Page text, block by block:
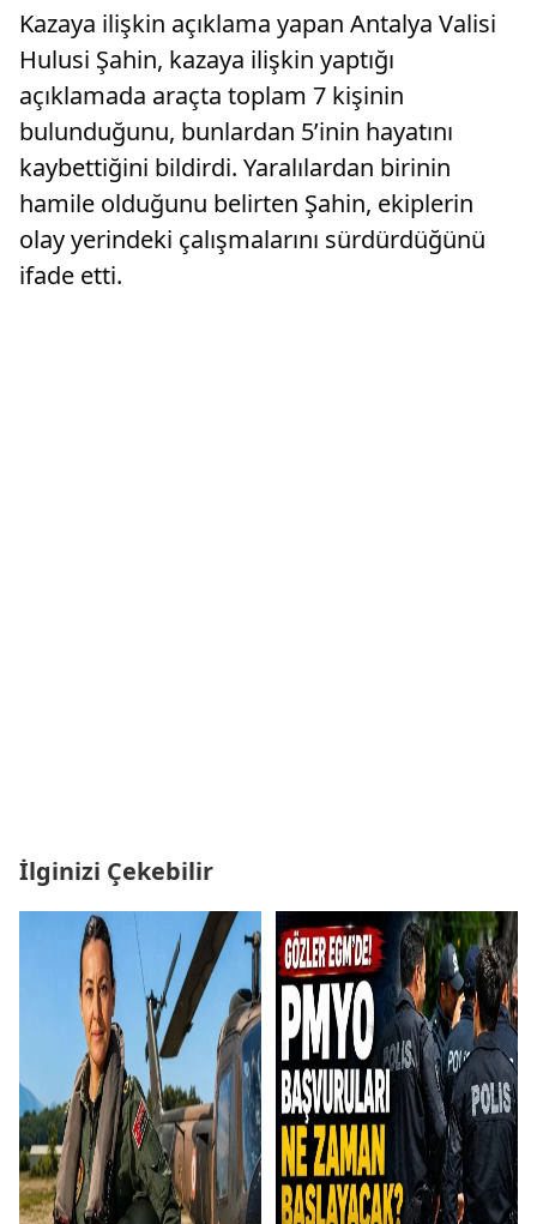
Kazaya ilişkin açıklama yapan Antalya Valisi
Hulusi Şahin, kazaya ilişkin yaptığı
açıklamada araçta toplam 7 kişinin
bulunduğunu, bunlardan 5’inin hayatını
kaybettiğini bildirdi. Yaralılardan birinin
hamile olduğunu belirten Şahin, ekiplerin
olay yerindeki çalışmalarını sürdürdüğünü
ifade etti.
İlginizi Çekebilir